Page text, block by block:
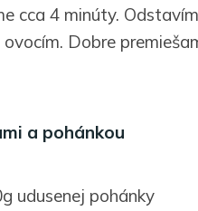
cca 4 minúty.
Dobre
a pohánkou
udusenej pohánky